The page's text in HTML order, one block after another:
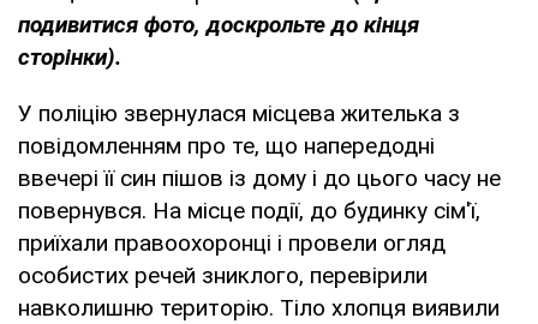
подивитися фото, доскрольте до кінця
сторінки).
У поліцію звернулася місцева жителька з
повідомленням про те, що напередодні
ввечері її син пішов із дому і до цього часу не
повернувся. На місце події, до будинку сім'ї,
приїхали правоохоронці і провели огляд
особистих речей зниклого, перевірили
навколишню територію. Тіло хлопця виявили